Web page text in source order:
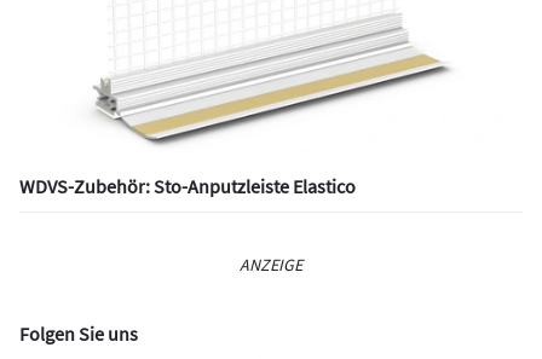
WDVS-Zubehör: Sto-Anputzleiste Elastico
ANZEIGE
Folgen Sie uns